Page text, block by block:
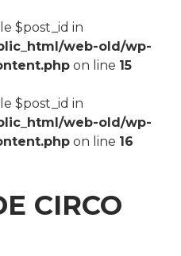
$post_id in
web-old/wp-
on line 15
$post_id in
web-old/wp-
on line 16
CIRCO